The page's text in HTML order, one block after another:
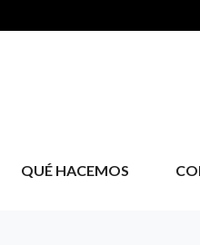
QUÉ HACEMOS